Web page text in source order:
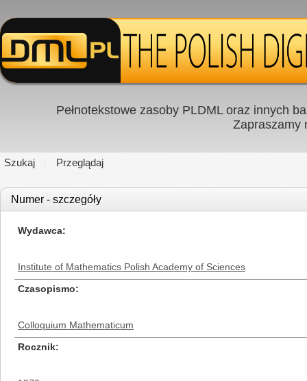
Pełnotekstowe zasoby PLDML oraz innych
Zapraszamy
Szukaj Przeglądaj
Numer - szczegóły
Wydawca
Institute of Mathematics Polish Academy of Sciences
Czasopismo
Colloquium Mathematicum
Rocznik